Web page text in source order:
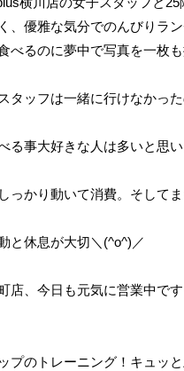
、優雅な気分でのんびりラン
べるのに夢中で写真を一枚
タッフは一緒に行けなかっ
る事大好きな人は多いと思い
っかり動いて消費。そして
と休息が大切＼(^o^)／
店、今日も元気に営業中です
プのトレーニング！キュッ